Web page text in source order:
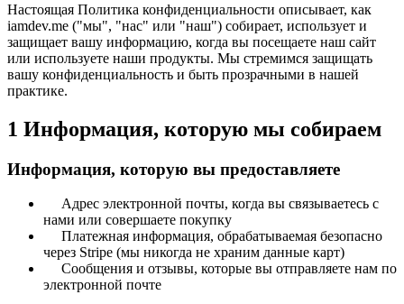
Настоящая Политика конфиденциальности описывает, как
iamdev.me ("мы", "нас" или "наш") собирает, использует и
защищает вашу информацию, когда вы посещаете наш сайт
или используете наши продукты. Мы стремимся защищать
вашу конфиденциальность и быть прозрачными в нашей
практике.
1 Информация, которую мы собираем
Информация, которую вы предоставляете
Адрес электронной почты, когда вы связываетесь с
нами или совершаете покупку
Платежная информация, обрабатываемая безопасно
через Stripe (мы никогда не храним данные карт)
Сообщения и отзывы, которые вы отправляете нам по
электронной почте